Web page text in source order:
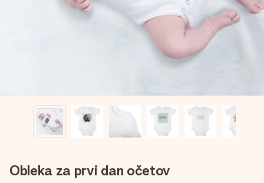
V nekaj preprostih korakih ustvari nekaj edinstvenega – z
njenim imenom, tvojo fotografijo ali sporočilom, ki ogreje
srce. Brez zapletov, le vsa ljubezen za ta trenutek.
Obleka za prvi dan očetov